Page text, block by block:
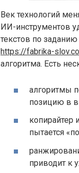
Век технологий
ИИ-инструментов
текстов по
https://fabrika-
алгоритма. Есть
алгоритмы
позицию в
копирайтер
пытается
приводит к